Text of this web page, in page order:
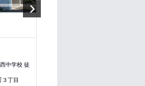
中学校 徒
３丁目